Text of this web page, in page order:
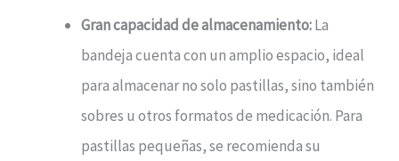
Gran capacidad de almacenamiento:La
bandeja cuenta con un amplio espacio, ideal
para almacenar no solo pastillas, sino también
sobres u otros formatos de medicación. Para
pastillas pequeñas, se recomienda su